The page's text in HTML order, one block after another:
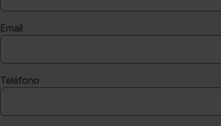
Email
Teléfono